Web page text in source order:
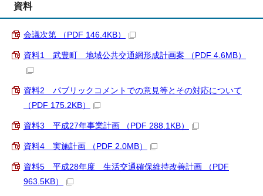
資料
会議次第 （PDF 146.4KB）
資料1 武豊町 地域公共交通網形成計画案 （PDF 4.6MB）
資料2 パブリックコメントでの意見等とその対応について
（PDF 175.2KB）
資料3 平成27年事業計画 （PDF 288.1KB）
資料4 実施計画 （PDF 2.0MB）
資料5 平成28年度 生活交通確保維持改善計画 （PDF
963.5KB）